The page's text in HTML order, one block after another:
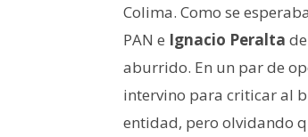
Colima. Como se
PAN e Ignacio Peralta
aburrido. En un par de
intervino para criticar al
entidad, pero olvidando